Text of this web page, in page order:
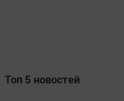
Топ 5 новостей